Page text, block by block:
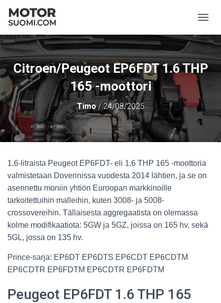
Citroen/Peugeot EP6FDT 1.6 THP
165 -moottori
Timo/24/08/2025
1,6-litraista Peugeot EP6FDT- eli 1.6 THP 165 -moottoria
valmistetaan Doverinissa vuodesta 2014 lähtien, ja se on
asennettu moniin yhtiön Euroopan markkinoille
tarkoitettuihin malleihin, kuten 3008- ja 5008-
crossovereihin. Tällaisesta aggregaatista on olemassa
kolme modifikaatiota: 5GW ja 5GZ, joissa on 165 hv, sekä
5GL, jossa on 135 hv.
Prince-sarja: EP6DT EP6DTS EP6CDT EP6CDTM
EP6CDTR EP6FDTM EP6CDTR EP6FDTM
Peugeot EP6FDT 1.6 THP 165